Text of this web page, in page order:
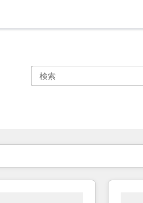
ジページページページページページ